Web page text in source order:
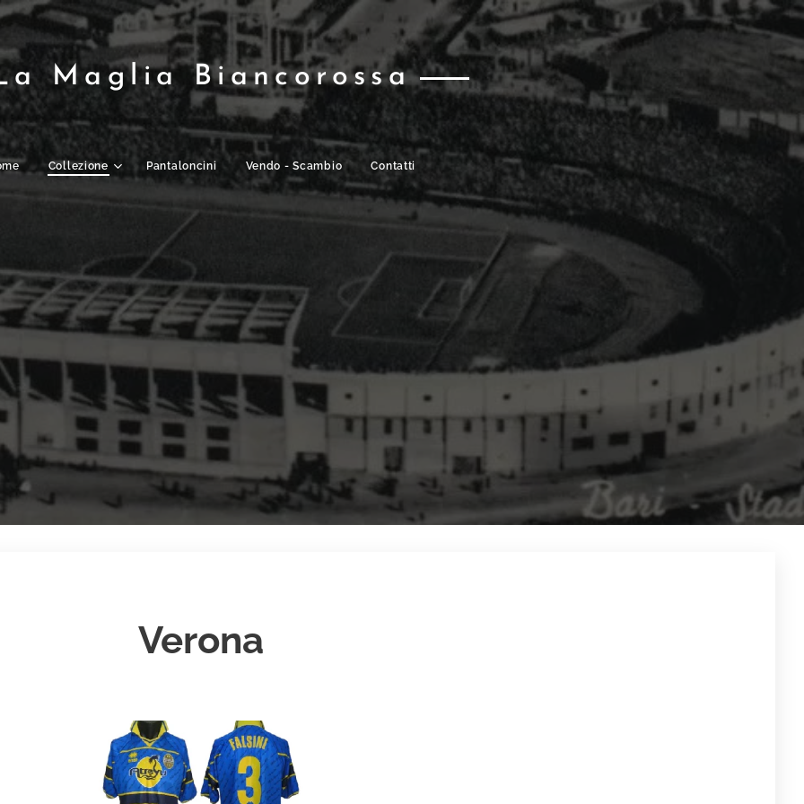
Maglia Biancorossa
Collezione Pantaloncini Vendo - Scambio Contatti
Verona